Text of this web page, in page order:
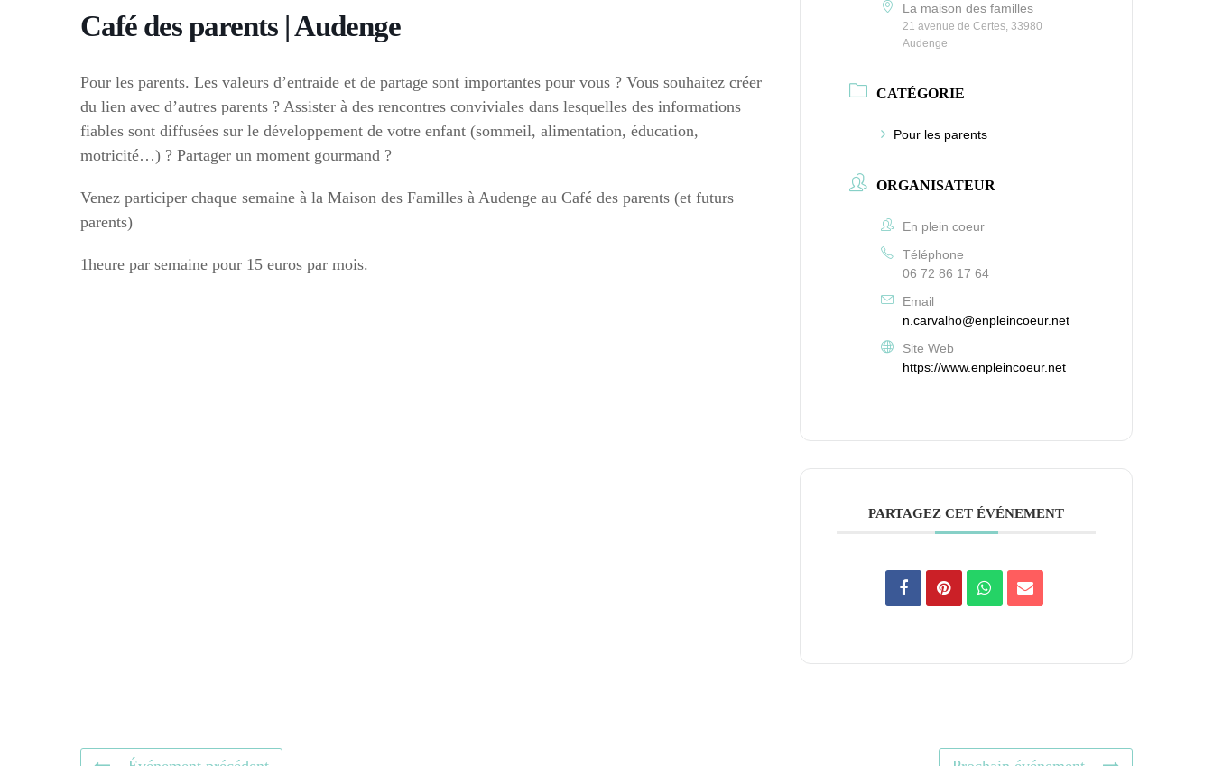
Café des parents | Audenge
Pour les parents. Les valeurs d’entraide et de partage sont importantes pour vous ? Vous souhaitez créer
du lien avec d’autres parents ? Assister à des rencontres conviviales dans lesquelles des informations
fiables sont diffusées sur le développement de votre enfant (sommeil, alimentation, éducation,
motricité…) ? Partager un moment gourmand ?
Venez participer chaque semaine à la Maison des Familles à Audenge au Café des parents (et futurs
parents)
1heure par semaine pour 15 euros par mois.
La maison des familles
21 avenue de Certes, 33980
Audenge
CATÉGORIE
Pour les parents
ORGANISATEUR
En plein coeur
Téléphone
06 72 86 17 64
Email
n.carvalho@enpleincoeur.net
Site Web
https://www.enpleincoeur.net
PARTAGEZ CET ÉVÉNEMENT